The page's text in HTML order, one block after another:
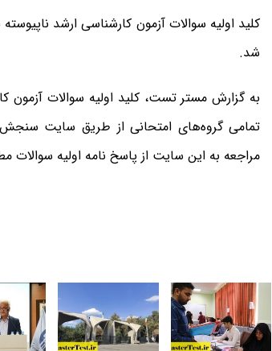
شد.
تمامی گروه‌های امتحانی از طریق سایت سنجش
مراجعه به این سایت از پاسخ نامه اولیه سوالات